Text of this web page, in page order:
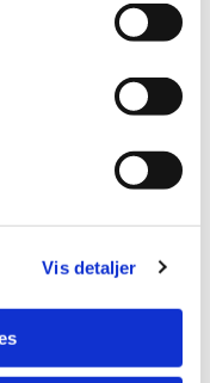
Vis detaljer
kunne